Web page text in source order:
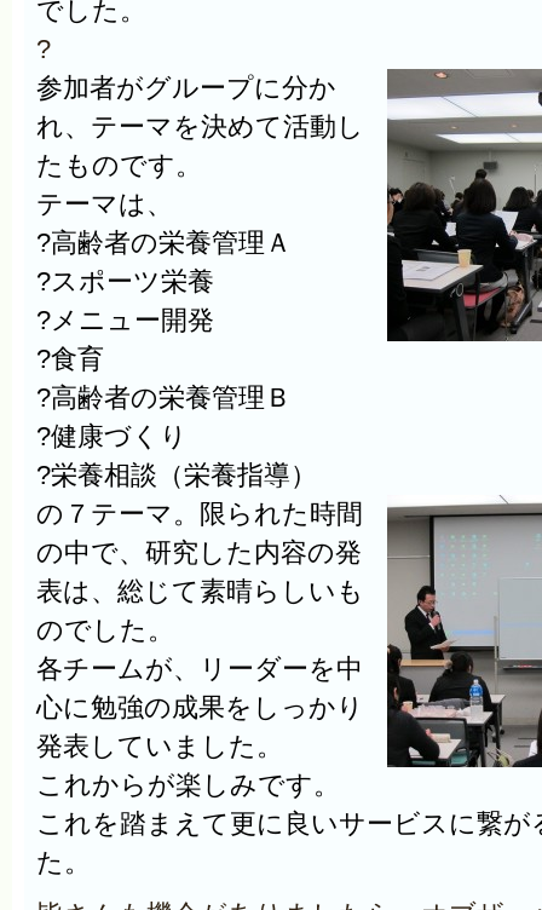
でした。
?
参加者がグループに分か
れ、テーマを決めて活動し
たものです。
テーマは、
?高齢者の栄養管理Ａ
?スポーツ栄養
?メニュー開発
?食育
?高齢者の栄養管理Ｂ
?健康づくり
?栄養相談（栄養指導）
の７テーマ。 限られた時間
の中で、研究した内容の発
表は、総じて素晴らしいも
のでした。
各チームが、リーダーを中
心に勉強の成果をしっかり
発表していました。
これからが楽しみです。
これを踏まえて更に良いサービスに繋が
た。